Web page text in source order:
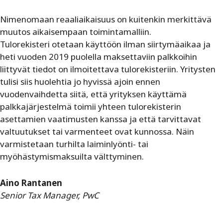
Nimenomaan reaaliaikaisuus on kuitenkin merkittävä
muutos aikaisempaan toimintamalliin.
Tulorekisteri otetaan käyttöön ilman siirtymäaikaa ja
heti vuoden 2019 puolella maksettaviin palkkoihin
liittyvät tiedot on ilmoitettava tulorekisteriin. Yritysten
tulisi siis huolehtia jo hyvissä ajoin ennen
vuodenvaihdetta siitä, että yrityksen käyttämä
palkkajärjestelmä toimii yhteen tulorekisterin
asettamien vaatimusten kanssa ja että tarvittavat
valtuutukset tai varmenteet ovat kunnossa. Näin
varmistetaan turhilta laiminlyönti- tai
myöhästymismaksuilta välttyminen.
Aino Rantanen
Senior Tax Manager, PwC